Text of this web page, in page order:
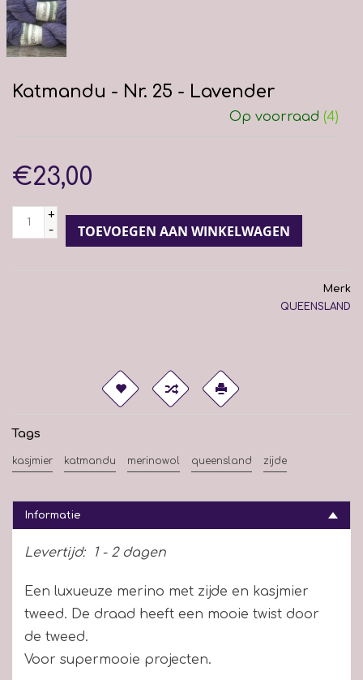
Katmandu - Nr. 25 - Lavender
Op voorraad (4)
€23,00
+
-
TOEVOEGEN AAN WINKELWAGEN
Merk
QUEENSLAND
Tags
kasjmier katmandu merinowol queensland zijde
Informatie
Levertijd: 1 - 2 dagen
Een luxueuze merino met zijde en kasjmier
tweed. De draad heeft een mooie twist door
de tweed.
Voor supermooie projecten.